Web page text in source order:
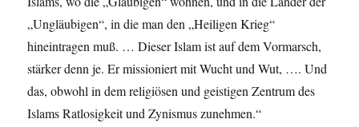
„Ungläubigen“, in die man den „Heiligen Krieg“
hineintragen muß. … Dieser Islam ist auf dem Vormarsch,
stärker denn je. Er missioniert mit Wucht und Wut, …. Und
das, obwohl in dem religiösen und geistigen Zentrum des
Islams Ratlosigkeit und Zynismus zunehmen.“